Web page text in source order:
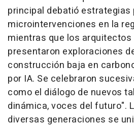
principal debatió estrategias
microintervenciones en la
mientras que los
presentaron exploraciones
construcción baja en
por IA. Se celebraron
como el diálogo de nuevos
dinámica, voces del futuro".
diversas generaciones se